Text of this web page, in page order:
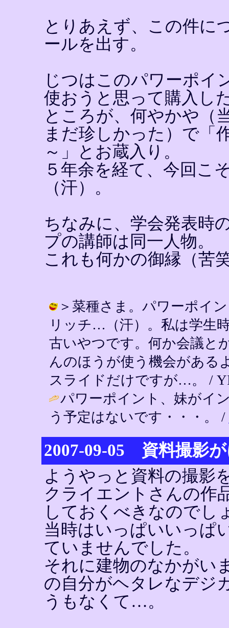
とりあえず、この件に
ールを出す。
じつはこのパワーポイ
使おうと思って購入し
ところが、何やかや（
まだ珍しかった）で「
～」とお蔵入り。
５年余を経て、今回こ
（汗）。
ちなみに、学会発表時
プの講師は同一人物。
これも何かの御縁（苦
＞菜種さま。パワーポイ
リッチ…（汗）。私は学生
古いやつです。何か会議と
んのほうが使う機会がある
スライドだけですが…。 /
パワーポイント、妹がイ
う予定はないです・・・。 /
2007-09-05 資料撮影
ようやっと資料の撮影
クライエントさんの作
しておくべきなのでし
当時はいっぱいいっぱ
ていませんでした。
それに建物のなかがい
の自分がヘタレなデジ
うもなくて…。